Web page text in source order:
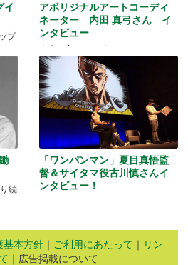
イ
プ
アボリジナルアートコーディ
ネーター 内田 真弓さん イ
ンタビュー
人生を変えたアボリジニ・アートと
の出会いとは…
続
「ワンパンマン」夏目真悟監
督＆サイタマ役古川慎さんイ
ンタビュー！
基本方針 ｜ ご利用にあたって ｜ リン
｜広告掲載について